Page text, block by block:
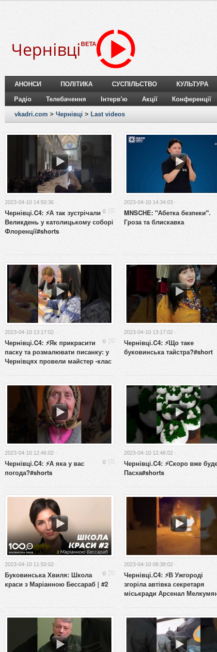
Чернівці BETA
АНОНСИ ПОЛІТИКА СУСПІЛЬСТВО КУЛЬТУРА
Радіо Телебачення Інтерв'ю Акції Конференції
vkadri.com > Чернівці > Last videos
2023-04-10 14:50:36 ·
0
Чернівці.C4: ⚡️А так зустрічали
Великдень у католицькому соборі
Флоренції#shorts
2023-04-10 14:34:03 ·
MNSCHE: "Абетка безпеки".
Гроза та блискавка
2023-04-10 13:17:02 ·
0
Чернівці.C4: ⚡️Як прикрасити
паску та розмалювати писанку: у
Чернівцях провели майстер -клас
2023-04-10 13:17:02 ·
Чернівці.C4: ⚡️Що таке
буковинська тайстра?#short
2023-04-10 12:46:02 ·
0
Чернівці.C4: ⚡️А яка у вас
погода?#shorts
2023-04-10 12:46:02 ·
Чернівці.C4: ⚡️Скоро вже
Пасха#shorts
2023-04-10 11:50:02 ·
0
Буковинська Хвиля: Школа
краси з Маріанною Бессараб | #2
2023-04-10 08:38:02 ·
Чернівці.C4: ⚡️В Ужгороді
згоріла автівка секретаря
міськради Арсенал